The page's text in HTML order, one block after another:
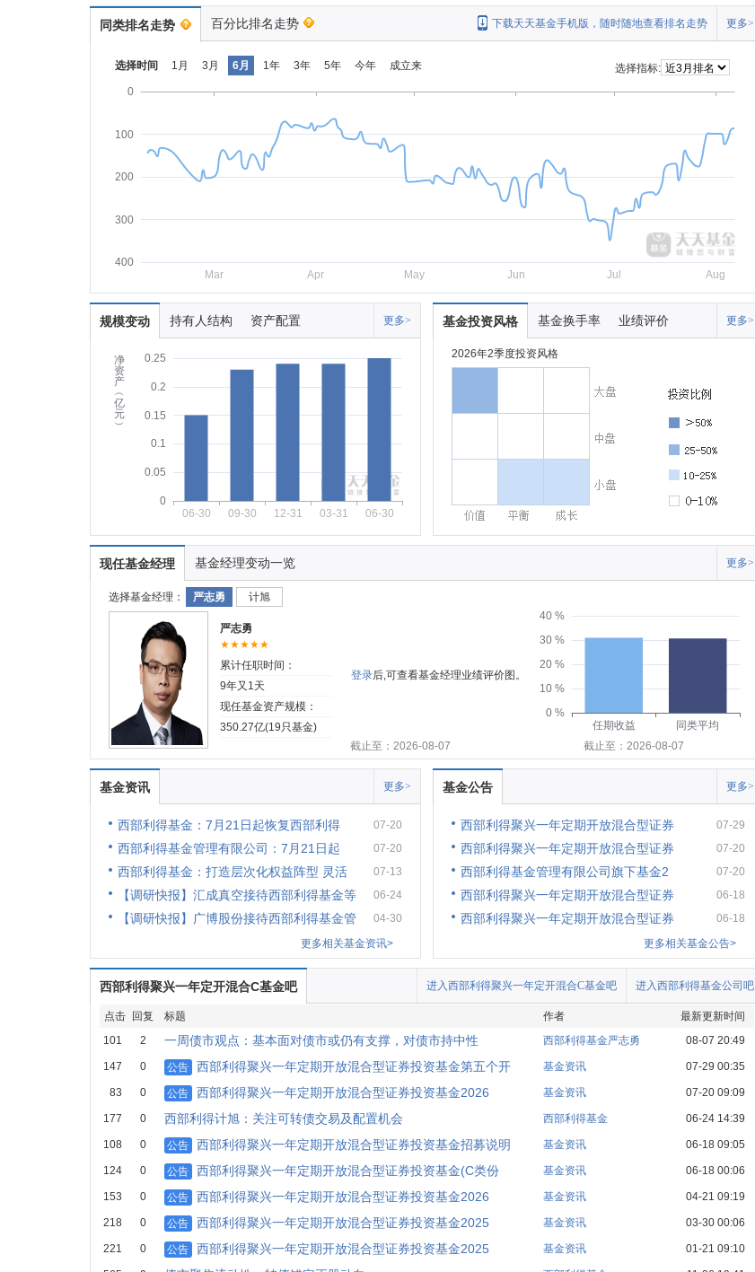
同类排名走势 百分比排名走势 更多>
下载天天基金手机版，随时随地查看排名走势
选择时间 1月 3月 6月 1年 3年 5年 今年 成立来
选择指标:
0
100
200
300
400
Mar
Apr May Jun Jul Aug
规模变动 持有人结构 资产配置 更多>
净
资
产
︵
亿
元
︶
0
0.05
0.1
0.15
0.2
0.25
06-30 09-30 12-31 03-31 06-30
基金投资风格 基金换手率 业绩评价 更多>
2026年2季度投资风格
现任基金经理 基金经理变动一览 更多>
选择基金经理： 严志勇 计旭
严志勇
★★★★★
累计任职时间：
9年又1天
现任基金资产规模：
350.27亿(19只基金)
登录后,可查看基金经理业绩评价图。
0 %
10 %
20 %
30 %
40 %
任期收益
同类平均
截止至：2026-08-07
截止至：2026-08-07
基金资讯 更多>
西部利得基金：7月21日起恢复西部利得 07-20
西部利得基金管理有限公司：7月21日起 07-20
西部利得基金：打造层次化权益阵型 灵活 07-13
【调研快报】汇成真空接待西部利得基金等 06-24
【调研快报】广博股份接待西部利得基金管
04-30
更多相关基金资讯>
基金公告 更多>
西部利得聚兴一年定期开放混合型证券 07-29
西部利得聚兴一年定期开放混合型证券 07-20
西部利得基金管理有限公司旗下基金2 07-20
西部利得聚兴一年定期开放混合型证券 06-18
西部利得聚兴一年定期开放混合型证券
06-18
更多相关基金公告>
西部利得聚兴一年定开混合C基金吧 进入西部利得基金公司吧
进入西部利得聚兴一年定开混合C基金吧
点击 回复 标题 作者
最新更新时间
101
2 一周债市观点：基本面对债市或仍有支撑，对债市持中性 西部利得基金严志勇 08-07 20:49
147 0 公告 西部利得聚兴一年定期开放混合型证券投资基金第五个开 基金资讯 07-29 00:35
83 0 公告 西部利得聚兴一年定期开放混合型证券投资基金2026 基金资讯 07-20 09:09
177 0 西部利得计旭：关注可转债交易及配置机会 西部利得基金 06-24 14:39
108 0 公告 西部利得聚兴一年定期开放混合型证券投资基金招募说明 基金资讯 06-18 09:05
124 0 公告 西部利得聚兴一年定期开放混合型证券投资基金(C类份 基金资讯 06-18 00:06
153 0 公告 西部利得聚兴一年定期开放混合型证券投资基金2026 基金资讯 04-21 09:19
218 0 公告 西部利得聚兴一年定期开放混合型证券投资基金2025 基金资讯 03-30 00:06
221 0 公告 西部利得聚兴一年定期开放混合型证券投资基金2025 基金资讯 01-21 09:10